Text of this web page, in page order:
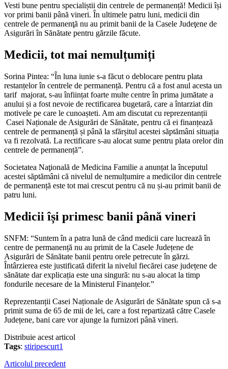
Vesti bune pentru specialiștii din centrele de permanență! Medicii își
vor primi banii până vineri. În ultimele patru luni, medicii din
centrele de permanenţă nu au primit banii de la Casele Judeţene de
Asigurări în Sănătate pentru gărzile făcute.
Medicii, tot mai nemulțumiți
Sorina Pintea: “În luna iunie s-a făcut o deblocare pentru plata
restanțelor în centrele de permanență. Pentru că a fost anul acesta un
tarif majorat, s-au înființat foarte multe centre în prima jumătate a
anului și a fost nevoie de rectificarea bugetară, care a întarziat din
motivele pe care le cunoașteti. Am am discutat cu reprezentanții
Casei Naționale de Asigurări de Sănătate, pentru că ei finanțează
centrele de permanență și până la sfărșitul acestei săptămâni situația
va fi rezolvată. La rectificare s-au alocat sume pentru plata orelor din
centrele de permanență”.
Societatea Naţională de Medicina Familie a anunțat la începutul
acestei săptămâni că nivelul de nemulțumire a medicilor din centrele
de permanență este tot mai crescut pentru că nu și-au primit banii de
patru luni.
Medicii își primesc banii până vineri
SNFM: “Suntem în a patra lună de când medicii care lucrează în
centre de permanență nu au primit de la Casele Județene de
Asigurări de Sănătate banii pentru orele petrecute în gărzi.
Întârzierea este justificată diferit la nivelul fiecărei case județene de
sănătate dar explicația este una singură: nu s-au alocat la timp
fondurile necesare de la Ministerul Finanțelor.”
Reprezentanții Casei Naționale de Asigurări de Sănătate spun că s-a
primit suma de 65 de mii de lei, care a fost repartizată către Casele
Județene, bani care vor ajunge la furnizori până vineri.
Distribuie acest articol
Tags: stiripescurt1
Articolul precedent